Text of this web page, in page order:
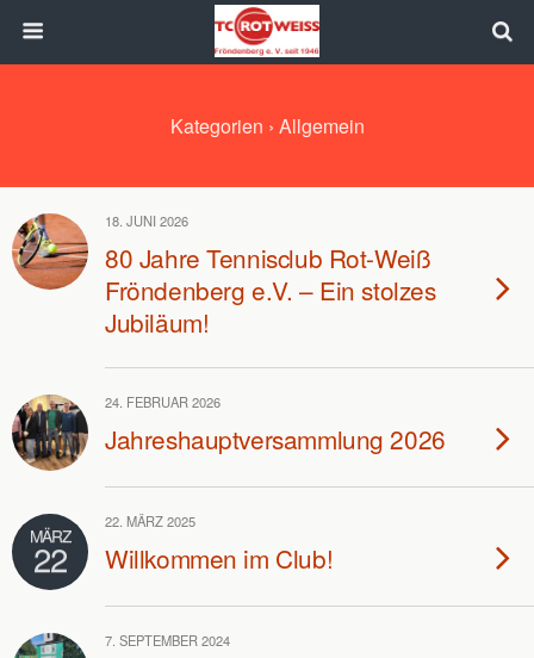
Kategorien › Allgemein
18. JUNI 2026
80 Jahre Tennisclub Rot-Weiß
Fröndenberg e.V. – Ein stolzes
Jubiläum!
24. FEBRUAR 2026
Jahreshauptversammlung 2026
MÄRZ
22
22. MÄRZ 2025
Willkommen im Club!
7. SEPTEMBER 2024